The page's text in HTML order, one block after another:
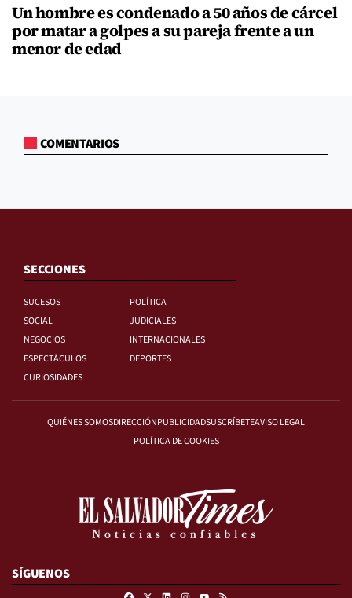
Un hombre es condenado a 50 años de cárcel
por matar a golpes a su pareja frente a un
menor de edad
COMENTARIOS
SECCIONES
SUCESOS
POLÍTICA
SOCIAL
JUDICIALES
NEGOCIOS
INTERNACIONALES
ESPECTÁCULOS
DEPORTES
CURIOSIDADES
QUIÉNES SOMOSDIRECCIÓNPUBLICIDADSUSCRÍBETEAVISO LEGAL
POLÍTICA DE COOKIES
SÍGUENOS